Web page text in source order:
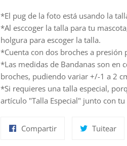
*El pug de la foto está usando la
*Al esccoger la talla para tu
holgura para escoger la talla.
*Cuenta con dos broches a
*Las medidas de Bandanas son en
broches, pudiendo variar +/-1 a 2
*Si requieres una talla especial,
artículo "Talla Especial" junto con tu
CompartirCompartir Tuitear